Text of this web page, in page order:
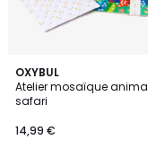
OXYBUL
Atelier mosaïque
safari
14,99 €